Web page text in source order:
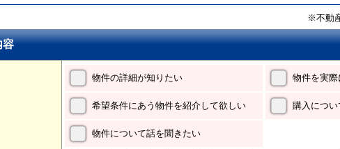
※不動
容
物件の詳細が知りたい 物件を実
希望条件にあう物件を紹介して欲しい 購入につ
物件について話を聞きたい